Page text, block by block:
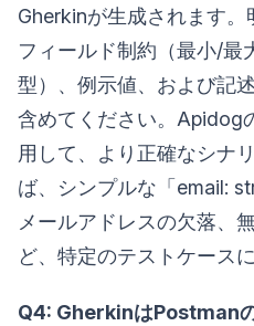
Gherkinが生成されます
フィールド制約（最小/最
型）、例示値、および記
含めてください。Apidog
用して、より正確なシナ
ば、シンプルな「email:
メールアドレスの欠落、
ど、特定のテストケース
Q4: GherkinはPostman